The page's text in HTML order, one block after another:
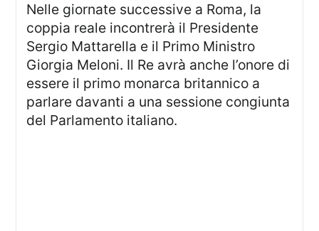
Nelle giornate successive a Roma, la
coppia reale incontrerà il Presidente
Sergio Mattarella e il Primo Ministro
Giorgia Meloni. Il Re avrà anche l’onore di
essere il primo monarca britannico a
parlare davanti a una sessione congiunta
del Parlamento italiano.